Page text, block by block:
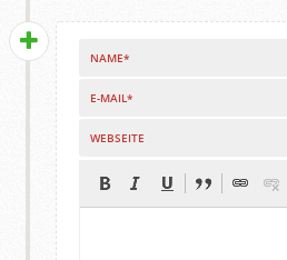
NAME*
E-MAIL*
WEBSEITE